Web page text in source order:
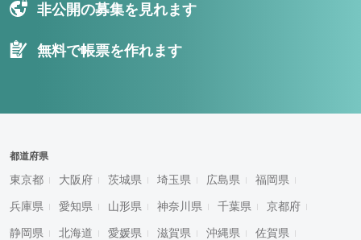
非公開の募集を見れます
無料で帳票を作れます
都道府県
東京都 大阪府 茨城県 埼玉県 広島県 福岡県
兵庫県 愛知県 山形県 神奈川県 千葉県 京都府
静岡県 北海道 愛媛県 滋賀県 沖縄県 佐賀県